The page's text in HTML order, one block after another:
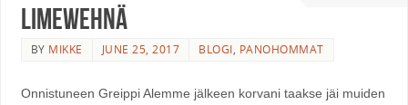
LimeWehnä
BY MIKKE JUNE 25, 2017 BLOGI, PANOHOMMAT
Onnistuneen Greippi Alemme jälkeen korvani taakse jäi muiden